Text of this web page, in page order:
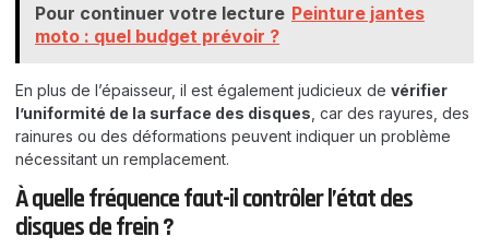
Pour continuer votre lecture Peinture jantes
moto : quel budget prévoir ?
En plus de l’épaisseur, il est également judicieux de vérifier
l’uniformité de la surface des disques , car des rayures, des
rainures ou des déformations peuvent indiquer un problème
nécessitant un remplacement.
À quelle fréquence faut-il contrôler l’état des
disques de frein ?